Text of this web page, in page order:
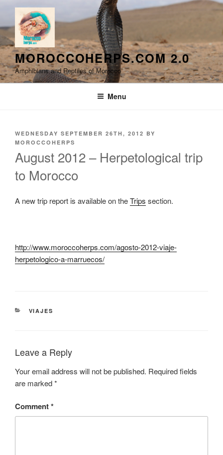
content
MOROCCOHERPS.COM 2.0
Amphibians and Reptiles of Morocco
Menu
POSTED
ON
WEDNESDAY SEPTEMBER 26TH, 2012 BY
MOROCCOHERPS
August 2012 – Herpetological trip
to Morocco
A new trip report is available on theTrips section.
http://www.moroccoherps.com/agosto-2012-viaje-
herpetologico-a-marruecos/
CATEGORIES
VIAJES
Leave a Reply
Your email address will not be published. Required fields
are marked*
Comment*